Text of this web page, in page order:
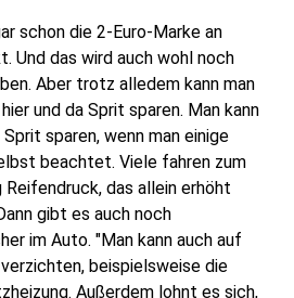
schon die 2-Euro-Marke an
Und das wird auch wohl noch
Aber trotz alledem kann man
und da Sprit sparen. Man kann
sparen, wenn man einige
beachtet. Viele fahren zum
das allein erhöht
gibt es auch noch
im Auto. "Man kann auch auf
beispielsweise die
Außerdem lohnt es sich,